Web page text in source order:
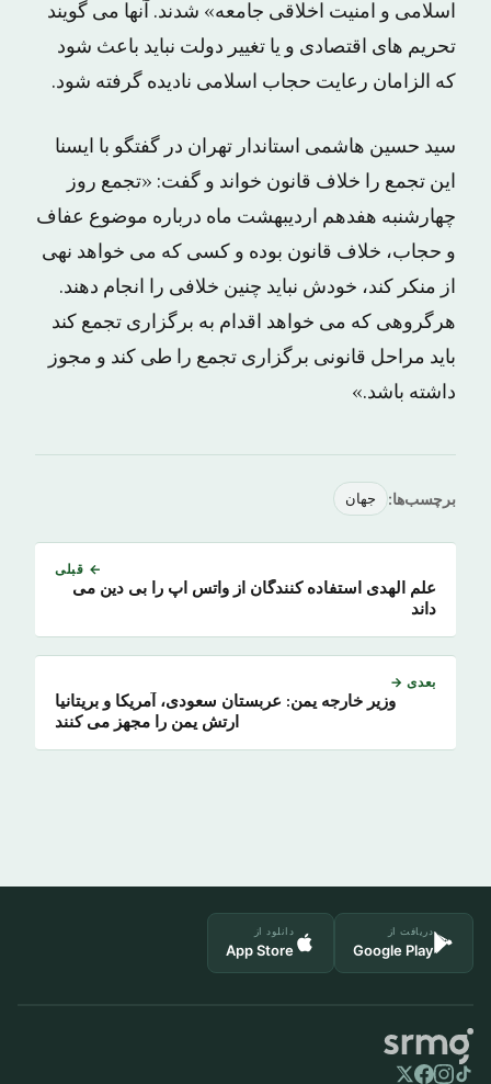
اسلامی و امنیت اخلاقی جامعه» شدند. آنها می گویند
تحریم های اقتصادی و یا تغییر دولت نباید باعث شود
که الزامان رعایت حجاب اسلامی نادیده گرفته شود.
سید حسین هاشمی استاندار تهران در گفتگو با ایسنا
این تجمع را خلاف قانون خواند و گفت: «تجمع روز
چهارشنبه هفدهم اردیبهشت ماه درباره موضوع عفاف
و حجاب، خلاف قانون بوده و کسی که می خواهد نهی
از منکر کند، خودش نباید چنین خلافی را انجام دهند.
هرگروهی که می خواهد اقدام به برگزاری تجمع کند
باید مراحل قانونی برگزاری تجمع را طی کند و مجوز
داشته باشد.»
برچسب‌ها: جهان
← قبلی
علم الهدی استفاده کنندگان از واتس اپ را بی دین می
داند
بعدی →
وزیر خارجه یمن: عربستان سعودی، آمریکا و بریتانیا
ارتش یمن را مجهز می کنند
دریافت از
Google Play
دانلود از
App Store